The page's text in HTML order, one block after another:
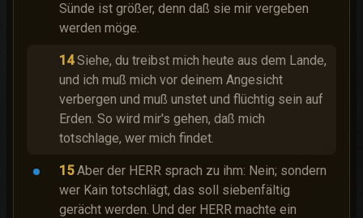
Sünde ist größer, denn daß sie mir vergeben
werden möge.
14 Siehe, du treibst mich heute aus dem Lande,
und ich muß mich vor deinem Angesicht
verbergen und muß unstet und flüchtig sein auf
Erden. So wird mir's gehen, daß mich
totschlage, wer mich findet.
15 Aber der HERR sprach zu ihm: Nein; sondern
wer Kain totschlägt, das soll siebenfältig
gerächt werden. Und der HERR machte ein